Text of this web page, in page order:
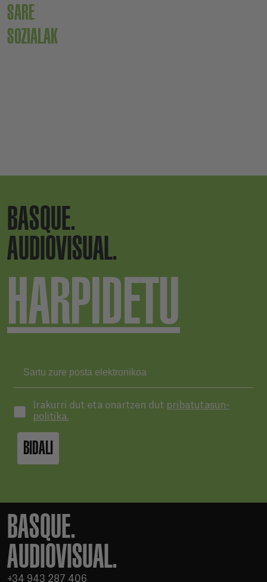
SARE
SOZIALAK
BASQUE.
AUDIOVISUAL.
HARPIDETU
Irakurri dut eta onartzen dut pribatutasun-
politika.
BIDALI
BASQUE.
AUDIOVISUAL.
+34 943 287 406